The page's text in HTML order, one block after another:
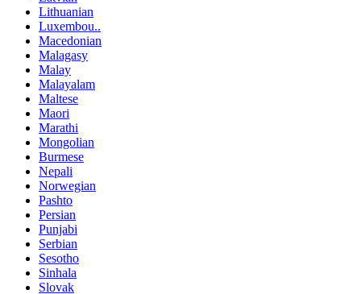
Lithuanian
Luxembou..
Macedonian
Malagasy
Malay
Malayalam
Maltese
Maori
Marathi
Mongolian
Burmese
Nepali
Norwegian
Pashto
Persian
Punjabi
Serbian
Sesotho
Sinhala
Slovak